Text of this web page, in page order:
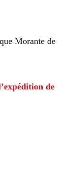
Morante